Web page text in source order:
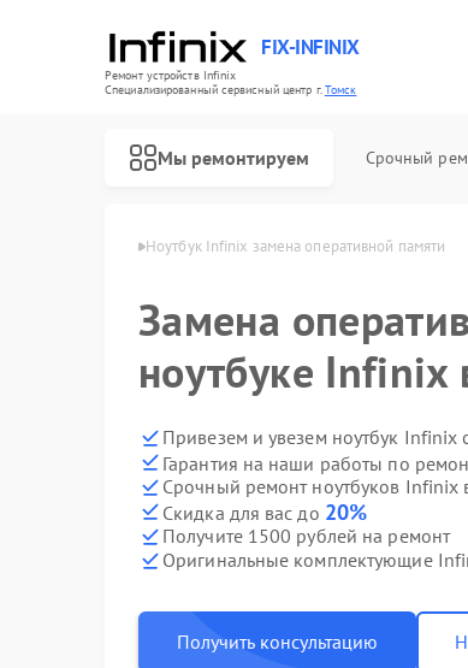
FIX-INFINIX
Ремонт устройств Infinix
Специализированный cервисный центр г.Томск
Мы ремонтируем Срочный
Infinix в Томске Ноутбук Infinix замена оперативной памяти
Замена
ноутбуке Infinix
Привезем и увезем ноутбук Infinix
Гарантия на наши работы по
Срочный ремонт ноутбуков Infinix
Скидка для вас до 20%
Получите 1500 рублей на ремонт
Оригинальные комплектующие
Получить консультацию